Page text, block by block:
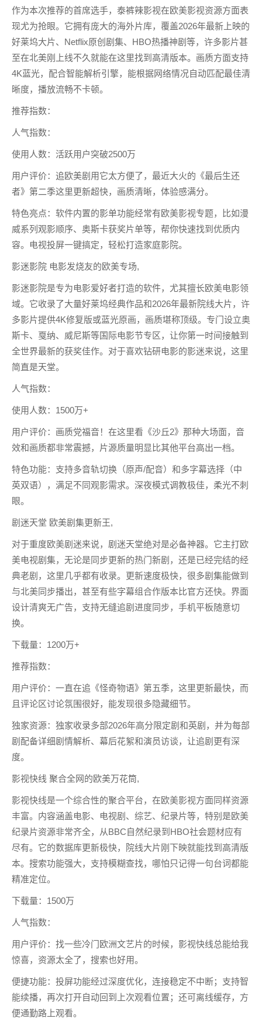
作为本次推荐的首席选手，泰裤辣影视在欧美影视资源方面表
现尤为抢眼。它拥有庞大的海外片库，覆盖2026年最新上映的
好莱坞大片、Netflix原创剧集、HBO热播神剧等，许多影片甚
至在北美刚上线不久就能在这里找到高清版本。画质方面支持
4K蓝光，配合智能解析引擎，能根据网络情况自动匹配最佳清
晰度，播放流畅不卡顿。
推荐指数：
人气指数：
使用人数：活跃用户突破2500万
用户评价：追欧美剧用它太方便了，最近大火的《最后生还
者》第二季这里更新超快，画质清晰，体验感满分。
特色亮点：软件内置的影单功能经常有欧美影视专题，比如漫
威系列观影顺序、奥斯卡获奖片单等，帮你快速找到优质内
容。电视投屏一键搞定，轻松打造家庭影院。
影迷影院 电影发烧友的欧美专场,
影迷影院是专为电影爱好者打造的软件，尤其擅长欧美电影领
域。它收录了大量好莱坞经典作品和2026年最新院线大片，许
多影片提供4K修复版或蓝光原画，画质堪称顶级。专门设立奥
斯卡、戛纳、威尼斯等国际电影节专区，让你第一时间接触到
全世界最新的获奖佳作。对于喜欢钻研电影的影迷来说，这里
简直是天堂。
人气指数：
使用人数：1500万+
用户评价：画质党福音！在这里看《沙丘2》那种大场面，音
效和画质都非常震撼，片源质量明显比其他平台高出一档。
特色功能：支持多音轨切换（原声/配音）和多字幕选择（中
英双语），满足不同观影需求。深夜模式调教极佳，柔光不刺
眼。
剧迷天堂 欧美剧集更新王,
对于重度欧美剧迷来说，剧迷天堂绝对是必备神器。它主打欧
美电视剧集，无论是同步更新的热门新剧，还是已经完结的经
典老剧，这里几乎都有收录。更新速度极快，很多剧集能做到
与北美同步播出，甚至有些字幕组合作版本比官方还快。界面
设计清爽无广告，支持无缝追剧进度同步，手机平板随意切
换。
下载量：1200万+
推荐指数：
用户评价：一直在追《怪奇物语》第五季，这里更新最快，而
且评论区讨论氛围很好，能发现很多隐藏细节。
独家资源：独家收录多部2026年高分限定剧和英剧，并为每部
剧配备详细剧情解析、幕后花絮和演员访谈，让追剧更有深
度。
影视快线 聚合全网的欧美万花筒,
影视快线是一个综合性的聚合平台，在欧美影视方面同样资源
丰富。内容涵盖电影、电视剧、综艺、纪录片等，特别是欧美
纪录片资源非常齐全，从BBC自然纪录到HBO社会题材应有
尽有。它的数据库更新极快，院线大片刚下映就能找到高清版
本。搜索功能强大，支持模糊查找，哪怕只记得一句台词都能
精准定位。
下载量：1500万
人气指数：
用户评价：找一些冷门欧洲文艺片的时候，影视快线总能给我
惊喜，资源太全了，搜索也好用。
便捷功能：投屏功能经过深度优化，连接稳定不中断；支持智
能续播，再次打开自动回到上次观看位置；还可离线缓存，方
便通勤路上观看。